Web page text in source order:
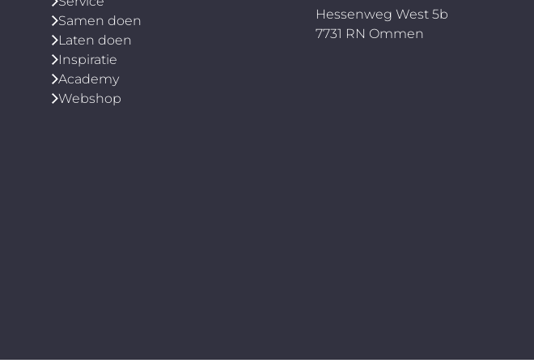
combineren met een naadloze
dakgoot op maat? Wij leveren
en monteren naadloze
aluminium goten tot 30 meter
uit één stuk, beschikbaar in 5
inch, 6 inch, 8 inch en bakgoot.
Samen doen
Laten doen
Inspiratie
Academy
Webshop
Hessenweg West 5b
7731 RN Ommen